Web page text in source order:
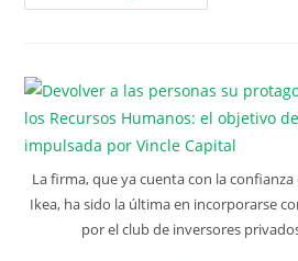
La firma, que ya cuenta con la
Ikea, ha sido la última en incorporarse
por el club de inversores privados